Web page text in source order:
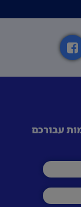
עבורכם